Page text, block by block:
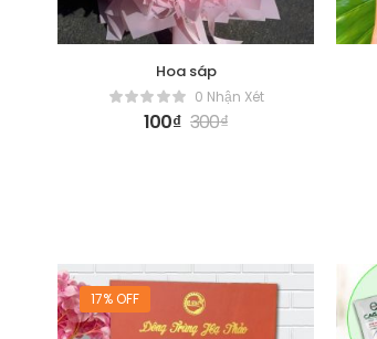
Hoa sáp
0 Nhận Xét
100₫ 300₫
17% OFF